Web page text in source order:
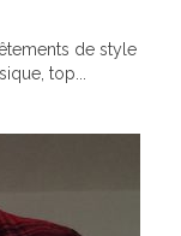
de style
top...